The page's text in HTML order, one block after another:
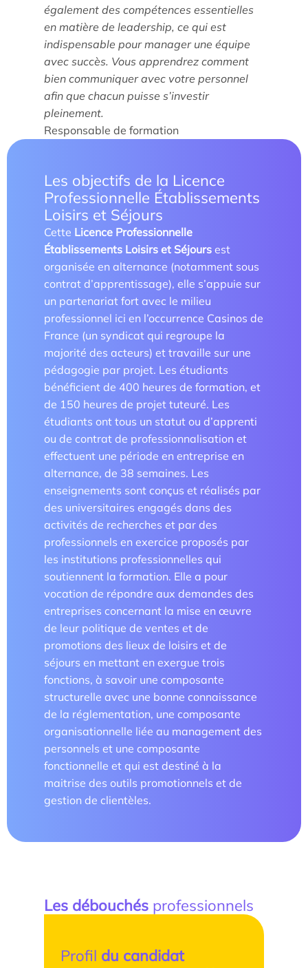
également des compétences essentielles
en matière de leadership, ce qui est
indispensable pour manager une équipe
avec succès. Vous apprendrez comment
bien communiquer avec votre personnel
afin que chacun puisse s’investir
pleinement.
Responsable de formation
Les objectifs de la Licence
Professionnelle Établissements
Loisirs et Séjours
Cette Licence Professionnelle
Établissements Loisirs et Séjours est
organisée en alternance (notamment sous
contrat d’apprentissage), elle s’appuie sur
un partenariat fort avec le milieu
professionnel ici en l’occurrence Casinos de
France (un syndicat qui regroupe la
majorité des acteurs) et travaille sur une
pédagogie par projet. Les étudiants
bénéficient de 400 heures de formation, et
de 150 heures de projet tuteuré. Les
étudiants ont tous un statut ou d’apprenti
ou de contrat de professionnalisation et
effectuent une période en entreprise en
alternance, de 38 semaines. Les
enseignements sont conçus et réalisés par
des universitaires engagés dans des
activités de recherches et par des
professionnels en exercice proposés par
les institutions professionnelles qui
soutiennent la formation. Elle a pour
vocation de répondre aux demandes des
entreprises concernant la mise en œuvre
de leur politique de ventes et de
promotions des lieux de loisirs et de
séjours en mettant en exergue trois
fonctions, à savoir une composante
structurelle avec une bonne connaissance
de la réglementation, une composante
organisationnelle liée au management des
personnels et une composante
fonctionnelle et qui est destiné à la
maitrise des outils promotionnels et de
gestion de clientèles.
Les débouchés professionnels
Profil du candidat